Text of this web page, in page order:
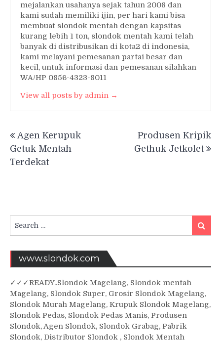
mejalankan usahanya sejak tahun 2008 dan
kami sudah memiliki ijin, per hari kami bisa
membuat slondok mentah dengan kapsitas
kurang lebih 1 ton, slondok mentah kami telah
banyak di distribusikan di kota2 di indonesia,
kami melayani pemesanan partai besar dan
kecil, untuk informasi dan pemesanan silahkan
WA/HP 0856-4323-8011
View all posts by admin →
navigation
Agen Kerupuk
Getuk Mentah
Terdekat
Produsen Kripik
Gethuk Jetkolet
Search
for:
Search
www.slondok.com
✓ ✓✓READY..Slondok Magelang, Slondok mentah
Magelang, Slondok Super, Grosir Slondok Magelang,
Slondok Murah Magelang, Krupuk Slondok Magelang,
Slondok Pedas, Slondok Pedas Manis, Produsen
Slondok, Agen Slondok, Slondok Grabag, Pabrik
Slondok, Distributor Slondok , Slondok Mentah